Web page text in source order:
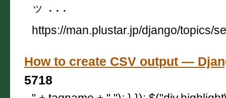
ッ
...
https://man.plustar.jp/django/topics/
How to create CSV output —
5718